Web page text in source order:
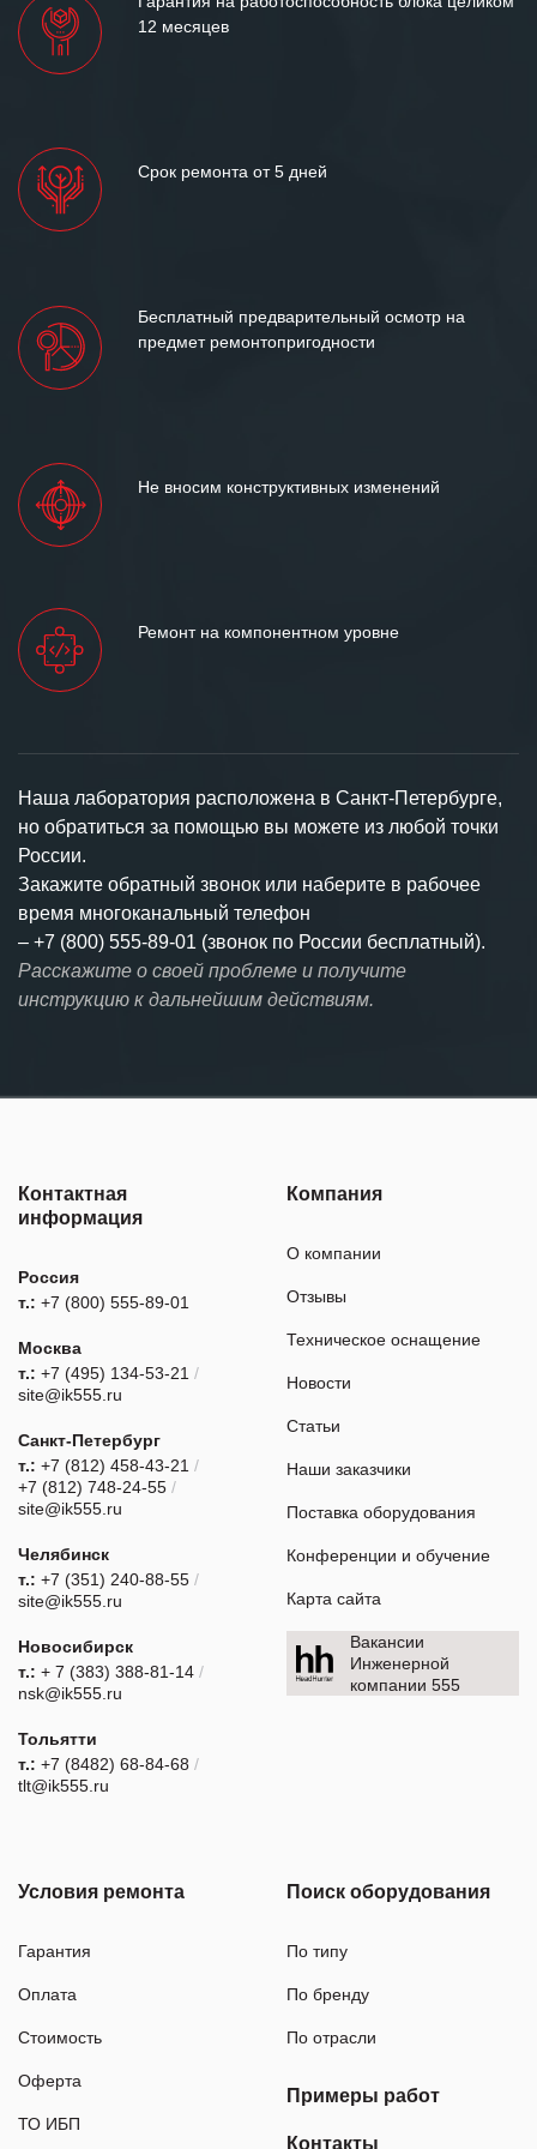
12 месяцев
Срок ремонта от 5 дней
Бесплатный предварительный осмотр на
предмет ремонтопригодности
Не вносим конструктивных изменений
Ремонт на компонентном уровне
Наша лаборатория расположена в Санкт-Петербурге,
но обратиться за помощью вы можете из любой точки
России.
Закажите обратный звонок или наберите в рабочее
время многоканальный телефон
– +7 (800) 555-89-01 (звонок по России бесплатный).
Расскажите о своей проблеме и получите
инструкцию к дальнейшим действиям.
Контактная
информация
Россия
т.: +7 (800) 555-89-01
Москва
т.: +7 (495) 134-53-21 /
site@ik555.ru
Санкт-Петербург
т.: +7 (812) 458-43-21 /
+7 (812) 748-24-55 /
site@ik555.ru
Челябинск
т.: +7 (351) 240-88-55 /
site@ik555.ru
Новосибирск
т.: + 7 (383) 388-81-14 /
nsk@ik555.ru
Тольятти
т.: +7 (8482) 68-84-68 /
tlt@ik555.ru
Компания
О компании
Отзывы
Техническое оснащение
Новости
Статьи
Наши заказчики
Поставка оборудования
Конференции и обучение
Карта сайта
Вакансии
Инженерной
компании 555
Условия ремонта
Гарантия
Оплата
Стоимость
Оферта
ТО ИБП
Поиск оборудования
По типу
По бренду
По отрасли
Примеры работ
Контакты